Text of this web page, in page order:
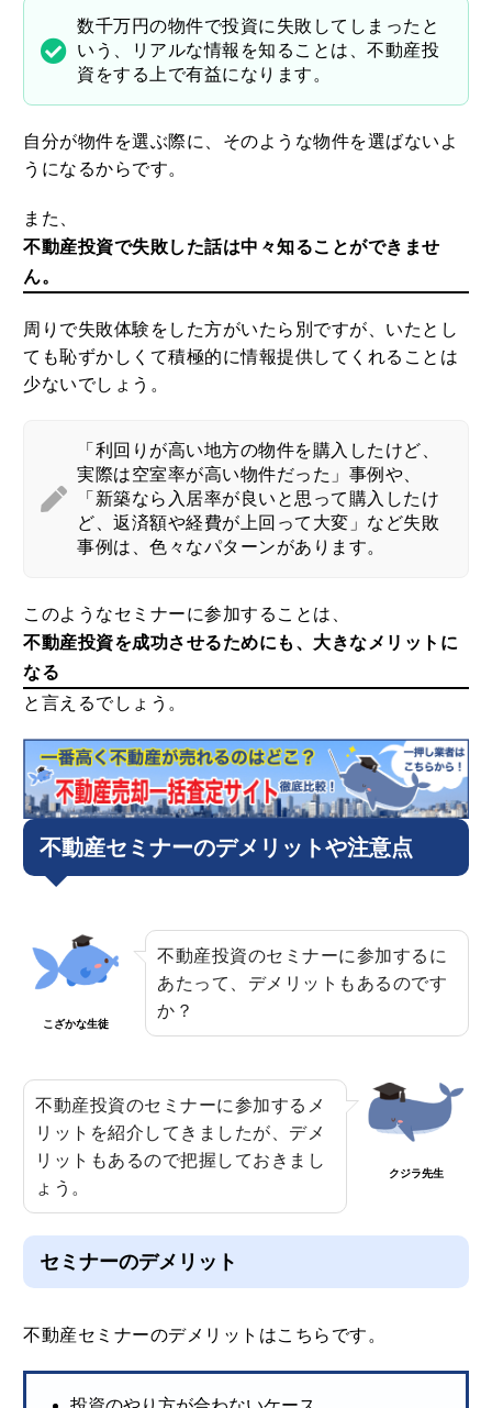
数千万円の物件で投資に失敗してしまったと
いう、リアルな情報を知ることは、不動産投
資をする上で有益になります。
自分が物件を選ぶ際に、そのような物件を選ばないよ
うになるからです。
また、
不動産投資で失敗した話は中々知ることができませ
ん。
周りで失敗体験をした方がいたら別ですが、いたとし
ても恥ずかしくて積極的に情報提供してくれることは
少ないでしょう。
「利回りが高い地方の物件を購入したけど、
実際は空室率が高い物件だった」事例や、
「新築なら入居率が良いと思って購入したけ
ど、返済額や経費が上回って大変」など失敗
事例は、色々なパターンがあります。
このようなセミナーに参加することは、
不動産投資を成功させるためにも、大きなメリットに
なる
と言えるでしょう。
不動産セミナーのデメリットや注意点
こざかな生徒
不動産投資のセミナーに参加するに
あたって、デメリットもあるのです
か？
不動産投資のセミナーに参加するメ
リットを紹介してきましたが、デメ
リットもあるので把握しておきまし
ょう。
クジラ先生
セミナーのデメリット
不動産セミナーのデメリットはこちらです。